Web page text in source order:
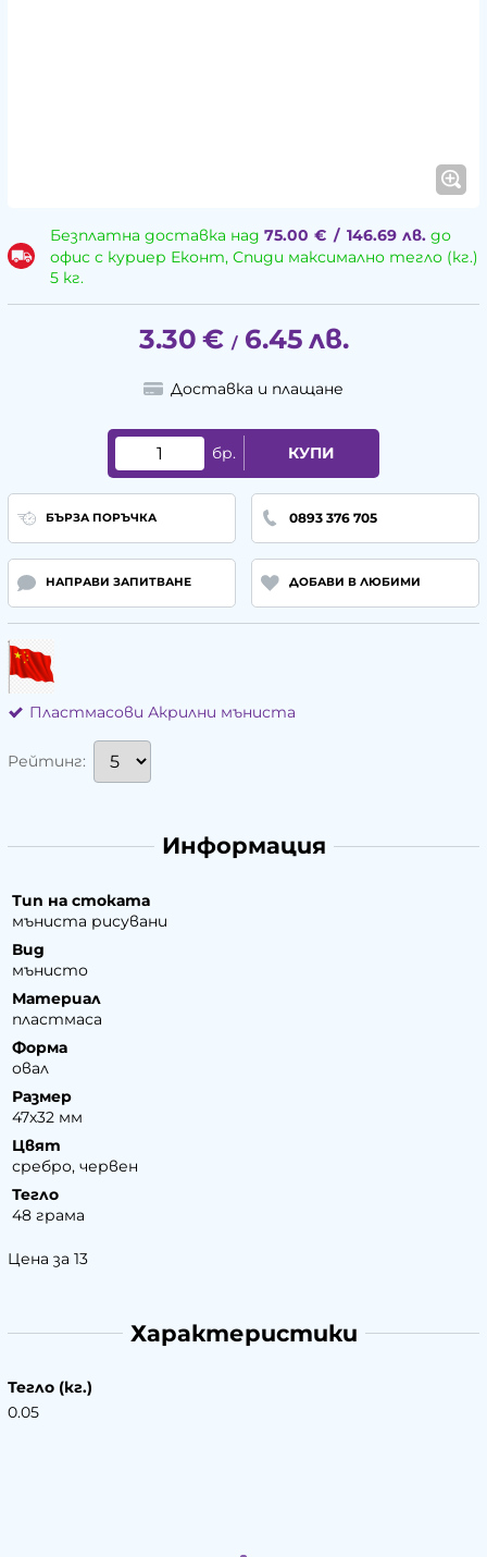
Безплатна доставка над 75.00 € / 146.69 лв.до
офис с куриер Еконт, Спиди максимално тегло (кг.)
5 кг.
3.30 € / 6.45 лв.
Доставка и плащане
бр. КУПИ
БЪРЗА ПОРЪЧКА 0893 376 705
НАПРАВИ ЗАПИТВАНЕ ДОБАВИ В ЛЮБИМИ
Пластмасови Акрилни мъниста
Рейтинг:
Информация
Тип на стоката
мъниста рисувани
Вид
мънисто
Материал
пластмаса
Форма
овал
Размер
47х32 мм
Цвят
сребро, червен
Тегло
48 грама
Цена за 13
Характеристики
Тегло (кг.)
0.05